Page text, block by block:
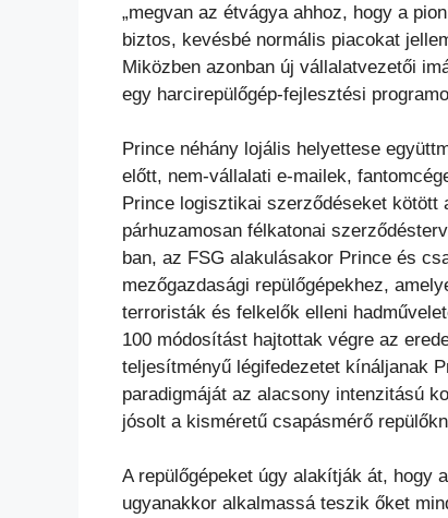
„megvan az étvágya ahhoz, hogy a
biztos, kevésbé normális piacokat
Miközben azonban új vállalatvezetői
egy harcirepülőgép-fejlesztési
Prince néhány lojális helyettese
előtt, nem-vállalati e-mailek,
Prince logisztikai szerződéseket kötött
párhuzamosan félkatonai
ban, az FSG alakulásakor Prince és
mezőgazdasági repülőgépekhez,
terroristák és felkelők elleni
100 módosítást hajtottak végre az
teljesítményű légifedezetet kínáljanak
paradigmáját az alacsony intenzitású
jósolt a kisméretű csapásmérő
A repülőgépeket úgy alakítják át, hogy
ugyanakkor alkalmassá teszik őket